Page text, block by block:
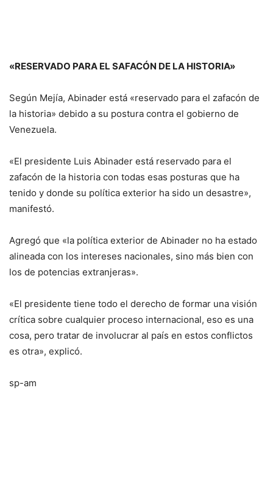
«RESERVADO PARA EL SAFACÓN DE LA HISTORIA»
Según Mejía, Abinader está «reservado para el zafacón de
la historia» debido a su postura contra el gobierno de
Venezuela.
«El presidente Luis Abinader está reservado para el
zafacón de la historia con todas esas posturas que ha
tenido y donde su política exterior ha sido un desastre»,
manifestó.
Agregó que «la política exterior de Abinader no ha estado
alineada con los intereses nacionales, sino más bien con
los de potencias extranjeras».
«El presidente tiene todo el derecho de formar una visión
crítica sobre cualquier proceso internacional, eso es una
cosa, pero tratar de involucrar al país en estos conflictos
es otra», explicó.
sp-am